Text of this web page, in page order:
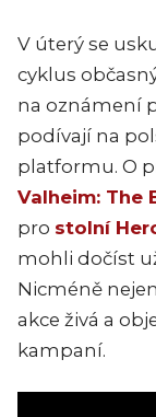
V úterý se
cyklus
na oznámení
podívají na
platformu. O
Valheim: The
pro stolní
mohli dočíst
Nicméně
akce živá a
kampaní.